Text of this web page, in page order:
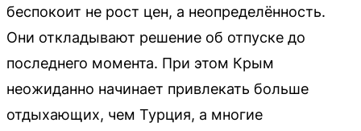
беспокоит не рост цен, а неопределённость.
Они откладывают решение об отпуске до
последнего момента. При этом Крым
неожиданно начинает привлекать больше
отдыхающих, чем Турция, а многие